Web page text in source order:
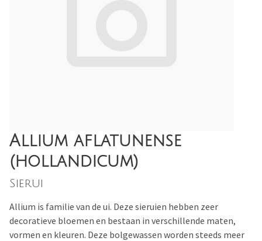
Allium aflatunense
(hollandicum)
Sierui
Allium is familie van de ui. Deze sieruien hebben zeer
decoratieve bloemen en bestaan in verschillende maten,
vormen en kleuren. Deze bolgewassen worden steeds meer